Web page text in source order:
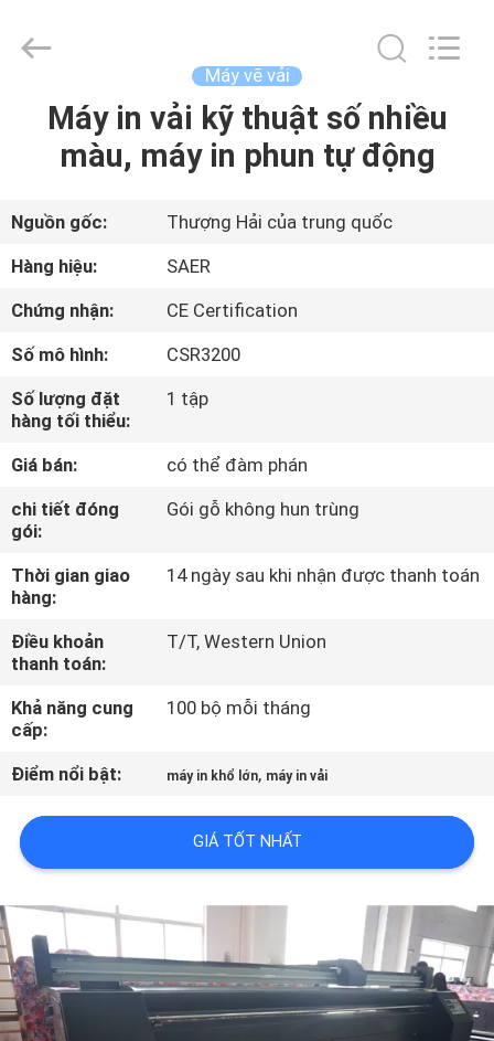
NHÀ
PHẨM
VIDEO
VỀ
CHÚNG
TÔI
THAM
QUAN
NHÀ
MÁY
KIỂM
SOÁT
CHẤT
LƯỢNG
LIÊN
HỆ
CHÚNG
TÔI
Shanghai
Color
Máy vẽ vải
Máy in vải kỹ thuật số nhiều
màu, máy in phun tự động
Nguồn gốc:
Thượng Hải của trung quốc
Hàng hiệu:
SAER
Chứng nhận:
CE Certification
Số mô hình:
CSR3200
Số lượng đặt
hàng tối thiểu:
1 tập
Giá bán:
có thể đàm phán
chi tiết đóng
gói:
Gói gỗ không hun trùng
Thời gian giao
hàng:
14 ngày sau khi nhận được thanh toán
Điều khoản
thanh toán:
T/T, Western Union
Khả năng cung
cấp:
100 bộ mỗi tháng
Điểm nổi bật: máy in khổ lớn, máy in vải
GIÁ TỐT NHẤT